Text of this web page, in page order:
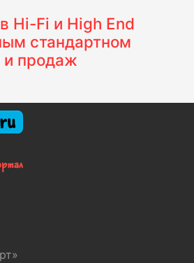
Hi-Fi и High End
стандартном
и продаж